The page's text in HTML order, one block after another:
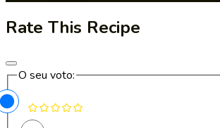
Rate This Recipe
O seu voto: